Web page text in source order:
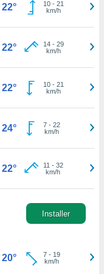
22° 10- 21
km/h
22° 14- 29
km/h
22° 10- 21
km/h
24° 7- 22
km/h
22° 11 - 32
km/h
Installer
20° 7- 19
km/h